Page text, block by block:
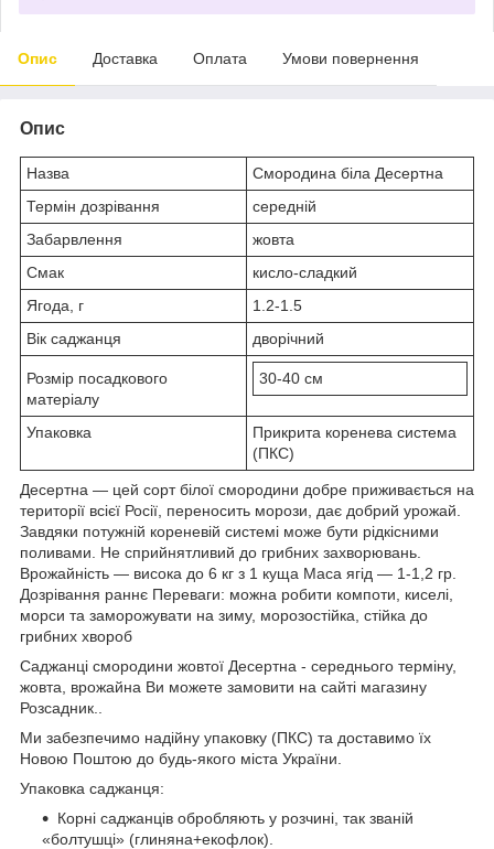
Опис Доставка Оплата Умови повернення
Опис
Назва
Смородина біла Десертна
Термін дозрівання
середній
Забарвлення
жовта
Смак
кисло-сладкий
Ягода, г
1.2-1.5
Вік саджанця
дворічний
Розмір посадкового
матеріалу
30-40 см
Упаковка
Прикрита коренева система
(ПКС)
Десертна — цей сорт білої смородини добре приживається на
території всієї Росії, переносить морози, дає добрий урожай.
Завдяки потужній кореневій системі може бути рідкісними
поливами. Не сприйнятливий до грибних захворювань.
Врожайність — висока до 6 кг з 1 куща Маса ягід — 1-1,2 гр.
Дозрівання раннє Переваги: можна робити компоти, киселі,
морси та заморожувати на зиму, морозостійка, стійка до
грибних хвороб
Саджанці смородини жовтої Десертна - середнього терміну,
жовта, врожайна Ви можете замовити на сайті магазину
Розсадник..
Ми забезпечимо надійну упаковку (ПКС) та доставимо їх
Новою Поштою до будь-якого міста України.
Упаковка саджанця:
Корні саджанців обробляють у розчині, так званій
«болтушці» (глиняна+екофлок).